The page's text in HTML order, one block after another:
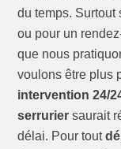
du temps. Surtout
ou pour un
que nous
voulons être plus
intervention 24/
serrurier saurait
délai. Pour tout